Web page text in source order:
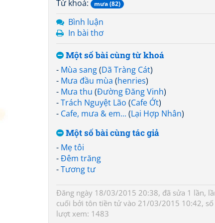
Từ khoá: mưa (82)
Bình luận
In bài thơ
Một số bài cùng từ khoá
- Mùa sang(Dã Tràng Cát)
- Mưa đầu mùa (henries)
- Mưa thu (Đường Đăng Vinh)
-Trách Nguyệt Lão (Cafe Ớt)
- Cafe, mưa & em... (Lại Hợp Nhân)
Một số bài cùng tác giả
- Mẹ tôi
-Đêm trăng
-Tương tư
Đăng ngày 18/03/2015 20:38, đã sửa 1 lần,
cuối bởi tôn tiền tửvào 21/03/2015 10:42, số
lượt xem: 1483